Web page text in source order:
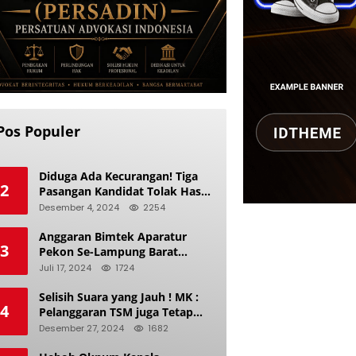
Populer
2
Diduga Ada Kecurangan! Tiga
Pasangan Kandidat Tolak Hasil
Pilkada Kerinci 2024
Desember 4, 2024 2254
3
Anggaran Bimtek Aparatur
Pekon Se-Lampung Barat
Diduga Ladang Korupsi Buat
Juli 17, 2024 1724
4
Selisih Suara yang Jauh ! MK :
Pelanggaran TSM juga Tetap
Mengacu pada Prinsip Keadilan
Desember 27, 2024 1682